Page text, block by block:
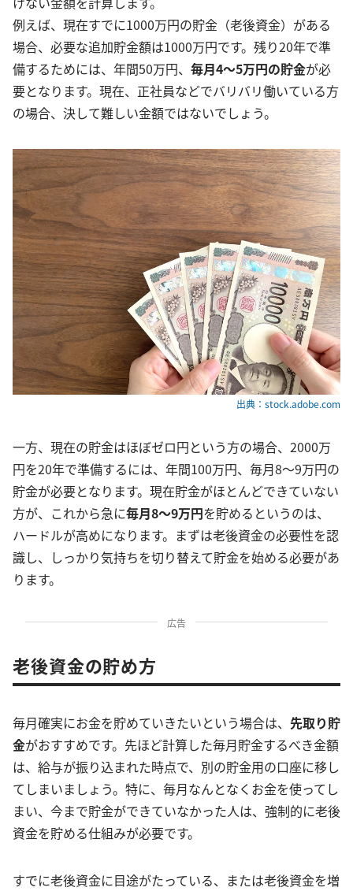
例えば、現在すでに1000万円の貯金（老後資金）がある
場合、必要な追加貯金額は1000万円です。残り20年で準
備するためには、年間50万円、 毎月4～5万円の貯金が必
要となります。現在、正社員などでバリバリ働いている方
の場合、決して難しい金額ではないでしょう。
出典：stock.adobe.com
一方、現在の貯金はほぼゼロ円という方の場合、2000万
円を20年で準備するには、年間100万円、毎月8～9万円の
貯金が必要となります。現在貯金がほとんどできていない
方が、これから急に毎月8～9万円を貯めるというのは、
ハードルが高めになります。まずは老後資金の必要性を認
識し、しっかり気持ちを切り替えて貯金を始める必要があ
ります。
広告
老後資金の貯め方
毎月確実にお金を貯めていきたいという場合は、 先取り貯
金がおすすめです。先ほど計算した毎月貯金するべき金額
は、給与が振り込まれた時点で、別の貯金用の口座に移し
てしまいましょう。特に、毎月なんとなくお金を使ってし
まい、今まで貯金ができていなかった人は、強制的に老後
資金を貯める仕組みが必要です。
すでに老後資金に目途がたっている、または老後資金を増